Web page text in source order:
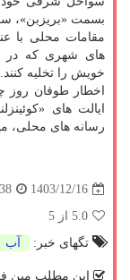
بسمت «بریزبن»،
مقامات محلی با
های شهری که در
خویش را تخلیه کنند.
ایالت های
رسانه های محلی،
1403/12/16
5.0 از 5
تگهای خبر:
آب
این مطلب مین